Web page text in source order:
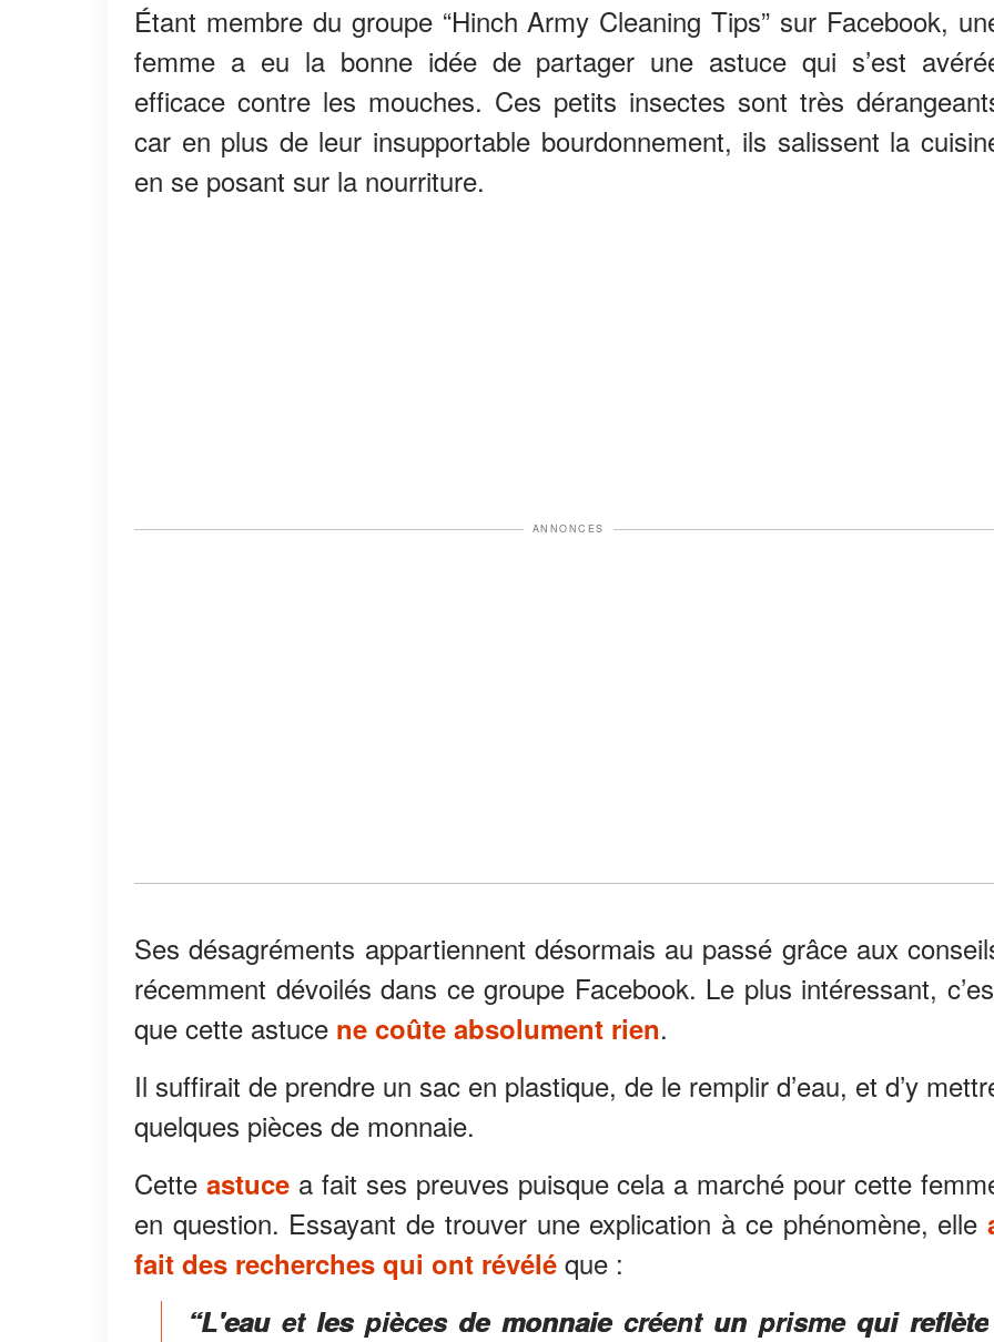
Étant membre du groupe “Hinch Army Cleaning Tips” sur Facebook,
femme a eu la bonne idée de partager une astuce qui s’est
efficace contre les mouches. Ces petits insectes sont très
car en plus de leur insupportable bourdonnement, ils salissent la
en se posant sur la nourriture.
ANNONCES
Ses désagréments appartiennent désormais au passé grâce aux
récemment dévoilés dans ce groupe Facebook. Le plus intéressant,
que cette astuce ne coûte absolument rien.
Il suffirait de prendre un sac en plastique, de le remplir d’eau, et d’y
quelques pièces de monnaie.
Cette astucea fait ses preuves puisque cela a marché pour cette
en question. Essayant de trouver une explication à ce phénomène, elle
fait des recherches qui ont révélé que :
“L'eau et les pièces de monnaie créent un prisme qui reflète